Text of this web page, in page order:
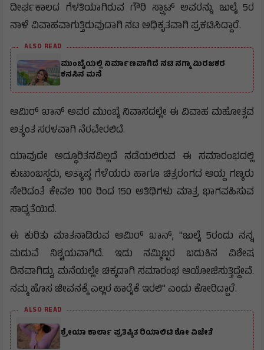
ದೀರ್ಘಕಾಲದ ಗೆಳತಿಯಾಗಿರುವ ಗೌರಿ ಸ್ಪ್ರಾಟ್ ಅವರನ್ನು ಜುಲೈ 5ರ
ನಾಳೆ ವಿವಾಹವಾಗುತ್ತಿರುವುದಾಗಿ ನಟ ಅಧಿಕೃತವಾಗಿ ಪ್ರಕಟಿಸಿದ್ದಾರೆ.
ALSO READ
ಮುಂಬೈಯಲ್ಲಿ ನಿರ್ಮಾಣವಾಗಿದೆ ನಟಿ ನಗ್ಮಾ ಮಿರಜಕರ
ಕನಸಿನ ಮನೆ
ಆಮಿರ್ ಖಾನ್ ಅವರ ಮುಂಬೈ ನಿವಾಸದಲ್ಲೇ ಈ ವಿವಾಹ ಮಹೋತ್ಸವ
ಅತ್ಯಂತ ಸರಳವಾಗಿ ನೆರವೇರಲಿದೆ.
ಯಾವುದೇ ಅದ್ಧೂರಿತನವಿಲ್ಲದೆ ನಡೆಯಲಿರುವ ಈ ಸಮಾರಂಭದಲ್ಲಿ
ಕುಟುಂಬಸ್ಥರು, ಅತ್ಯಾಪ್ತ ಗೆಳೆಯರು ಹಾಗೂ ಚಿತ್ರರಂಗದ ಆಯ್ದ ಗಣ್ಯರು
ಸೇರಿದಂತೆ ಕೇವಲ 100 ರಿಂದ 150 ಅತಿಥಿಗಳು ಮಾತ್ರ ಭಾಗವಹಿಸುವ
ಸಾಧ್ಯತೆಯಿದೆ.
ಈ ಕುರಿತು ಮಾತನಾಡಿರುವ ಆಮಿರ್ ಖಾನ್, "ಜುಲೈ 5ರಂದು ನನ್ನ
ಮದುವೆ ನಿಶ್ಚಯವಾಗಿದೆ. ಇದು ನಮ್ಮಿಬ್ಬರ ಬದುಕಿನ ವಿಶೇಷ
ದಿನವಾಗಿದ್ದು, ಮನೆಯಲ್ಲೇ ಚಿಕ್ಕದಾಗಿ ಸಮಾರಂಭ ಆಯೋಜಿಸುತ್ತಿದ್ದೇವೆ.
ನಮ್ಮ ಹೊಸ ಜೀವನಕ್ಕೆ ಎಲ್ಲರ ಹಾರೈಕೆ ಇರಲಿ" ಎಂದು ಕೋರಿದ್ದಾರೆ.
ALSO READ
ಶ್ರೇಯಾ ಕಾರ್ಲಾ ಪ್ರತಿಷ್ಠಿತ ರಿಯಾಲಿಟಿ ಶೋ ವಿಜೇತೆ